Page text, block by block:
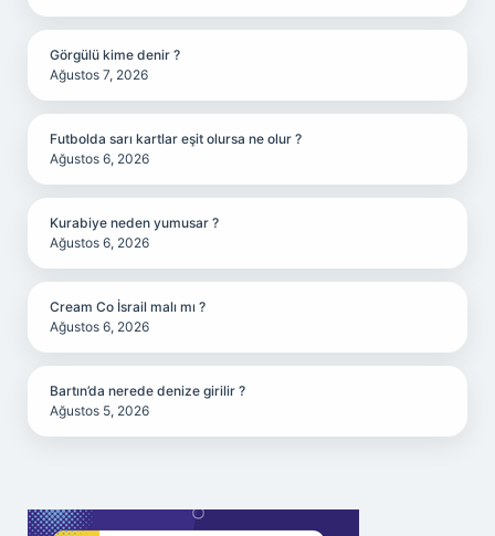
Görgülü kime denir ?
Ağustos 7, 2026
Futbolda sarı kartlar eşit olursa ne olur ?
Ağustos 6, 2026
Kurabiye neden yumusar ?
Ağustos 6, 2026
Cream Co İsrail malı mı ?
Ağustos 6, 2026
Bartın’da nerede denize girilir ?
Ağustos 5, 2026